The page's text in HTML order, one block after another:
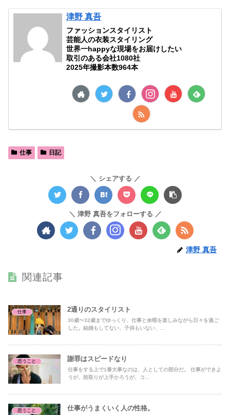
津野 真吾
ファッションスタイリスト
芸能人の衣装スタイリング
世界一happyな現場をお届けしたい
取引のある会社1080社
2025年撮影本数964本
仕事 日記
シェアする
津野 真吾をフォローする
津野 真吾
関連記事
仕事 2通りのスタイリスト
30歳〜32歳までゆっくり、仕事と余暇を楽しみながら日々を過ご
した。結婚もしてない、子供もいない、...
思うこと 謝罪はスピードなり
仕事をする上で1番大事なのは、人としての部分だ。 仕事ができよ
うが、段取りが上手かろうが、コ...
思うこと 仕事がうまくいく人の性格。